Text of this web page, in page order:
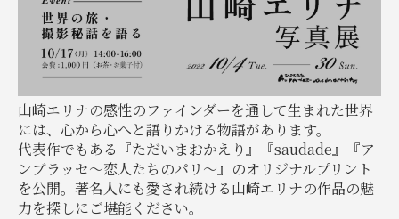
山崎エリナの感性のファインダーを通して生まれた世界
には、心から心へと語りかける物語があります。
代表作でもある『ただいまおかえり』『saudade』『ア
ンブラッセ～恋人たちのパリ～』のオリジナルプリント
を公開。著名人にも愛され続ける山崎エリナの作品の魅
力を探しにご堪能ください。